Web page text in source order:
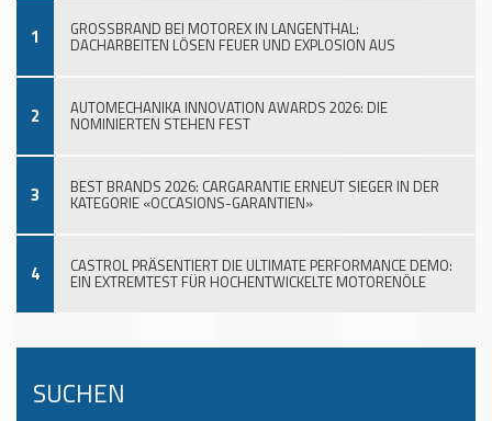
1 GROSSBRAND BEI MOTOREX IN LANGENTHAL:
DACHARBEITEN LÖSEN FEUER UND EXPLOSION AUS
2 AUTOMECHANIKA INNOVATION AWARDS 2026: DIE
NOMINIERTEN STEHEN FEST
3 BEST BRANDS 2026: CARGARANTIE ERNEUT SIEGER IN DER
KATEGORIE «OCCASIONS-GARANTIEN»
4 CASTROL PRÄSENTIERT DIE ULTIMATE PERFORMANCE DEMO:
EIN EXTREMTEST FÜR HOCHENTWICKELTE MOTORENÖLE
SUCHEN